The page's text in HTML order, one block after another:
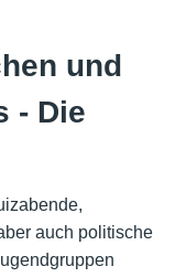
und
- Die
auch politische